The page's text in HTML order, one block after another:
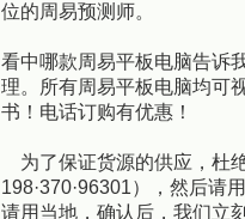
位的周易预测师。
看中哪款周易平板电脑告诉
理。所有周易平板电脑均可
书！电话订购有优惠！
为了保证货源的供应，杜
198·370·96301），然后请
请用当地 ，确认后，我们立